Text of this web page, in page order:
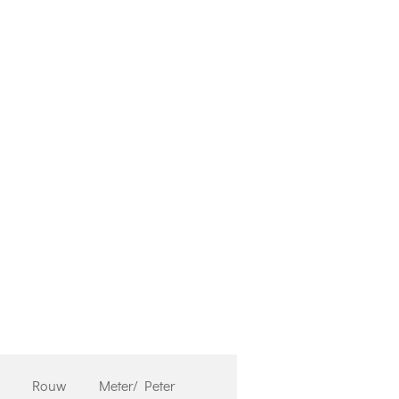
Rouw Meter/ Peter